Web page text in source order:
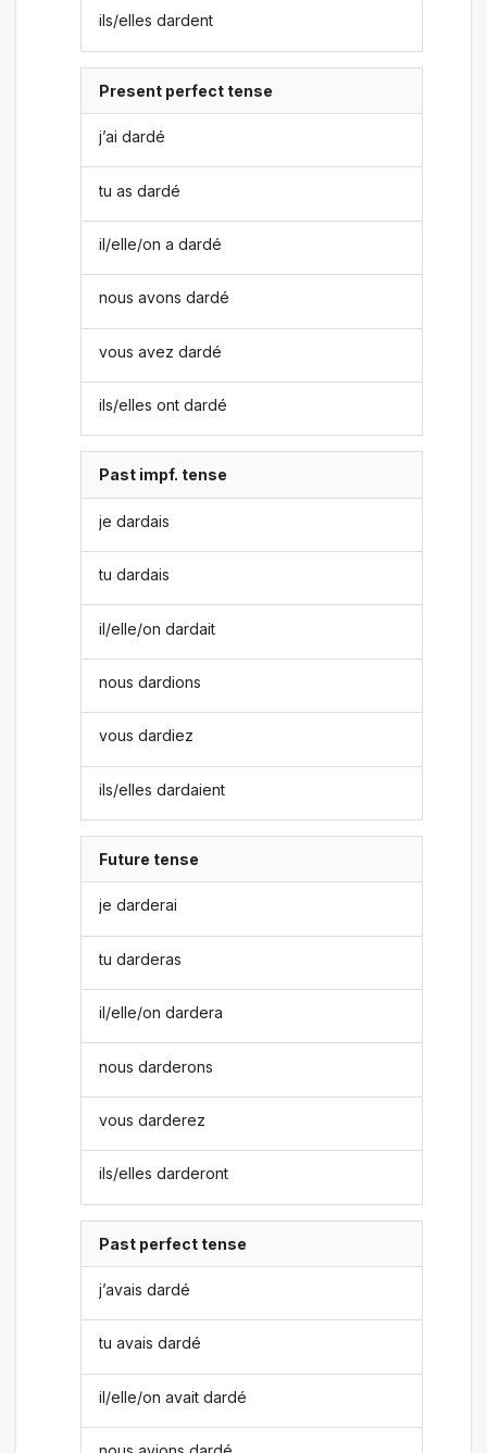
ils/elles dardent
Present perfect tense
j’ai dardé
tu as dardé
il/elle/on a dardé
nous avons dardé
vous avez dardé
ils/elles ont dardé
Past impf. tense
je dardais
tu dardais
il/elle/on dardait
nous dardions
vous dardiez
ils/elles dardaient
Future tense
je darderai
tu darderas
il/elle/on dardera
nous darderons
vous darderez
ils/elles darderont
Past perfect tense
j’avais dardé
tu avais dardé
il/elle/on avait dardé